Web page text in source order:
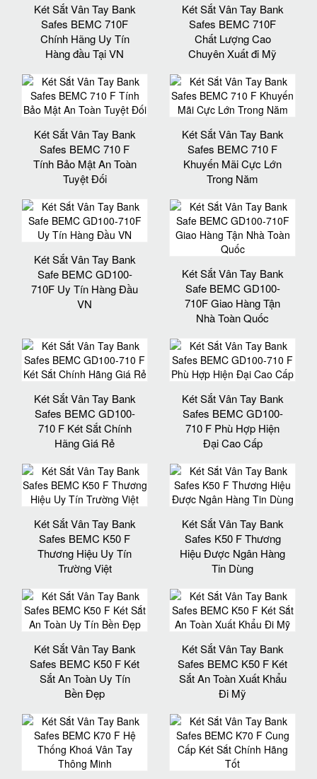
Két Sắt Vân Tay Bank
Safes BEMC 710F
Chính Hãng Uy Tín
Hàng đầu Tại VN
Két Sắt Vân Tay Bank
Safes BEMC 710F
Chất Lượng Cao
Chuyên Xuất đi Mỹ
Két Sắt Vân Tay Bank
Safes BEMC 710 F
Tính Bảo Mật An Toàn
Tuyệt Đối
Két Sắt Vân Tay Bank
Safes BEMC 710 F
Khuyến Mãi Cực Lớn
Trong Năm
Két Sắt Vân Tay Bank
Safe BEMC GD100-
710F Uy Tín Hàng Đầu
VN
Két Sắt Vân Tay Bank
Safe BEMC GD100-
710F Giao Hàng Tận
Nhà Toàn Quốc
Két Sắt Vân Tay Bank
Safes BEMC GD100-
710 F Két Sắt Chính
Hãng Giá Rẻ
Két Sắt Vân Tay Bank
Safes BEMC GD100-
710 F Phù Hợp Hiện
Đại Cao Cấp
Két Sắt Vân Tay Bank
Safes BEMC K50 F
Thương Hiệu Uy Tín
Trường Việt
Két Sắt Vân Tay Bank
Safes K50 F Thương
Hiệu Được Ngân Hàng
Tin Dùng
Két Sắt Vân Tay Bank
Safes BEMC K50 F Két
Sắt An Toàn Uy Tín
Bền Đẹp
Két Sắt Vân Tay Bank
Safes BEMC K50 F Két
Sắt An Toàn Xuất Khẩu
Đi Mỹ